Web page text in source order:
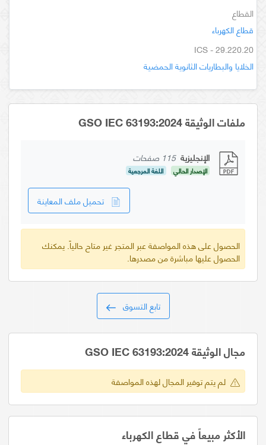
القطاع
قطاع الكهرباء
ICS - 29.220.20
الخلايا والبطاريات الثانوية الحمضية
ملفات الوثيقة GSO IEC 63193:2024
الإنجليزية 115 صفحات
الإصدار الحالي اللغة المرجعية
تحميل ملف المعاينة
الحصول على هذه المواصفة عبر المتجر غير متاح حالياً. يمكنك
الحصول عليها مباشرة من مصدرها.
تابع التسوق
مجال الوثيقة GSO IEC 63193:2024
لم يتم توفير المجال لهذه المواصفة
الأكثر مبيعاً في قطاع الكهرباء